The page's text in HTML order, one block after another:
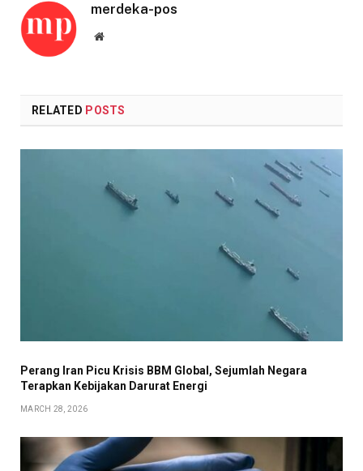
merdeka-pos
Website
RELATED POSTS
Perang Iran Picu Krisis BBM Global, Sejumlah Negara
Terapkan Kebijakan Darurat Energi
MARCH 28, 2026